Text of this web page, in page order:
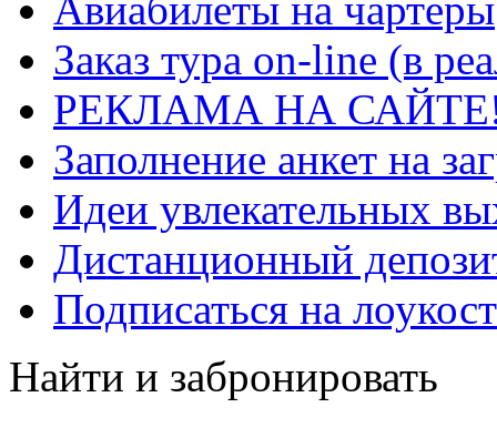
Авиабилеты на чартеры
Заказ тура on-line (в
РЕКЛАМА НА
Заполнение анкет на
Идеи увлекательных
Дистанционный
Подписаться на
Найти и забронировать